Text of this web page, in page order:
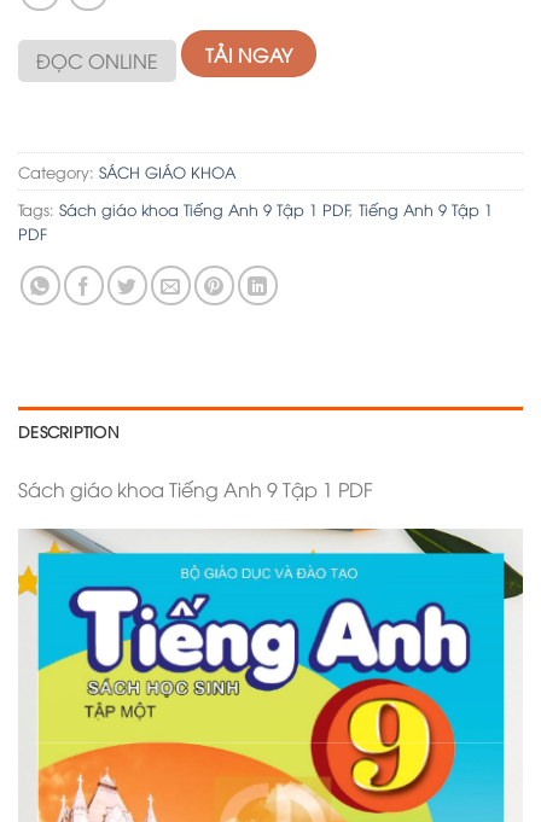
ĐỌC ONLINE TẢI NGAY
Category: SÁCH GIÁO KHOA
Tags: Sách giáo khoa Tiếng Anh 9 Tập 1 PDF, Tiếng Anh 9 Tập 1
PDF
DESCRIPTION
Sách giáo khoa Tiếng Anh 9 Tập 1 PDF